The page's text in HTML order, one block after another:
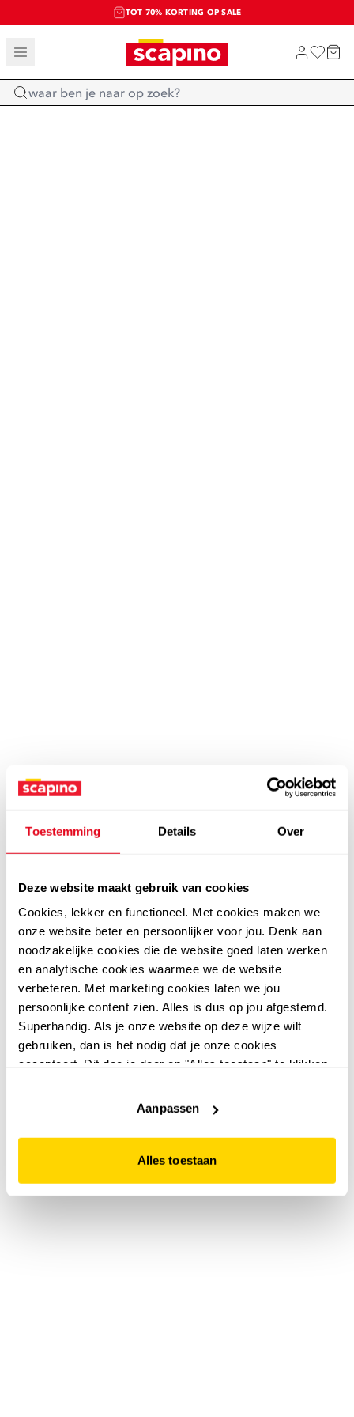
Toestemming Details Over
Deze website maakt gebruik van cookies
Cookies, lekker en functioneel. Met cookies maken we
onze website beter en persoonlijker voor jou. Denk aan
noodzakelijke cookies die de website goed laten werken
en analytische cookies waarmee we de website
verbeteren. Met marketing cookies laten we jou
persoonlijke content zien. Alles is dus op jou afgestemd.
Superhandig. Als je onze website op deze wijze wilt
gebruiken, dan is het nodig dat je onze cookies
accepteert. Dit doe je door op "Alles toestaan" te klikken.
website niet optimaal functioneert.
Aanpassen
Alles toestaan
TOT 70% KORTING OP SALE
SALE: LAATSTE KANS!
SHOP NIEUW
Home